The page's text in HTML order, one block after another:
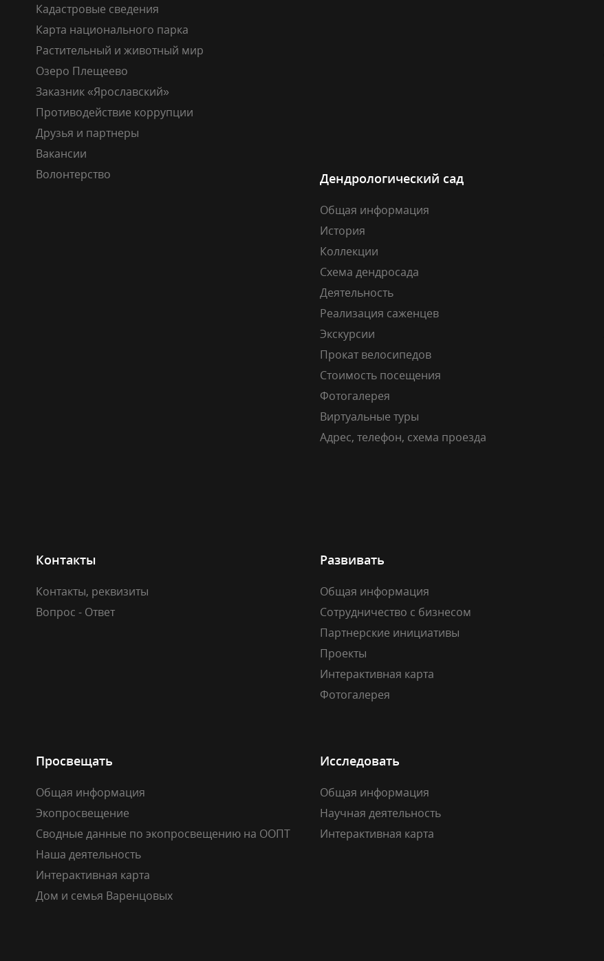
Кадастровые сведения
Карта национального парка
Растительный и животный мир
Озеро Плещеево
Заказник «Ярославский»
Противодействие коррупции
Друзья и партнеры
Вакансии
Волонтерство
Дендрологический сад
Общая информация
История
Коллекции
Схема дендросада
Деятельность
Реализация саженцев
Экскурсии
Прокат велосипедов
Стоимость посещения
Фотогалерея
Виртуальные туры
Адрес, телефон, схема проезда
Контакты
Контакты, реквизиты
Вопрос - Ответ
Развивать
Общая информация
Сотрудничество с бизнесом
Партнерские инициативы
Проекты
Интерактивная карта
Фотогалерея
Просвещать
Общая информация
Экопросвещение
Сводные данные по экопросвещению на ООПТ
Наша деятельность
Интерактивная карта
Дом и семья Варенцовых
Исследовать
Общая информация
Научная деятельность
Интерактивная карта